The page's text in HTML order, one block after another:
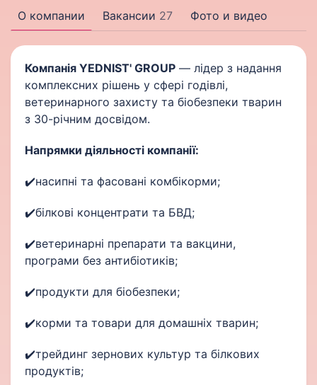
О компании Вакансии 27 Фото и видео
Компанія YEDNIST' GROUP — лідер з надання
комплексних рішень у сфері годівлі,
ветеринарного захисту та біобезпеки тварин
з 30-річним досвідом.
Напрямки діяльності компанії:
✔️насипні та фасовані комбікорми;
✔️білкові концентрати та БВД;
✔️ветеринарні препарати та вакцини,
програми без антибіотиків;
✔️продукти для біобезпеки;
✔️корми та товари для домашніх тварин;
✔️трейдинг зернових культур та білкових
продуктів;